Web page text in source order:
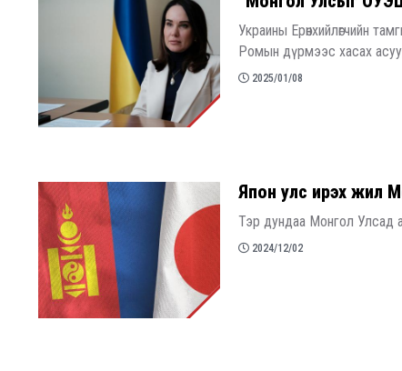
Украины Ерөнхийлөгчийн
Ромын дүрмээс хасах
2025/01/08
​Япон улс ирэх жил
Тэр дундаа Монгол Улсад
2024/12/02